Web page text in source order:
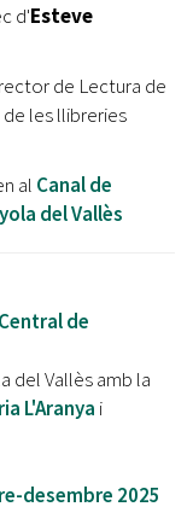
d'Esteve
de Lectura de
les llibreries
al Canal de
del Vallès
de
del Vallès amb la
L'Aranya i
desembre 2025